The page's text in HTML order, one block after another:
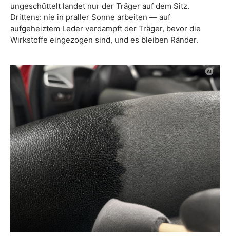
ungeschüttelt landet nur der Träger auf dem Sitz.
Drittens: nie in praller Sonne arbeiten — auf
aufgeheiztem Leder verdampft der Träger, bevor die
Wirkstoffe eingezogen sind, und es bleiben Ränder.